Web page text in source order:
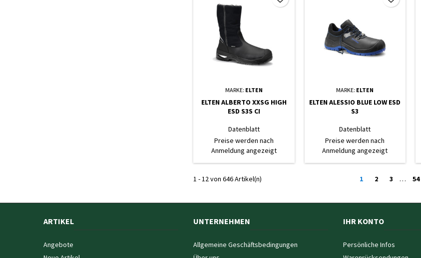
MARKE: ELTEN
ELTEN ALBERTO XXSG HIGH
ESD S3S CI
Datenblatt
Preise werden nach
Anmeldung angezeigt
MARKE: ELTEN
ELTEN ALESSIO BLUE LOW ESD
S3
Datenblatt
Preise werden nach
Anmeldung angezeigt
1 - 12 von 646 Artikel(n) 1 2 3 … 54
ARTIKEL
Angebote
UNTERNEHMEN
Allgemeine Geschäftsbedingungen
IHR KONTO
Persönliche Infos